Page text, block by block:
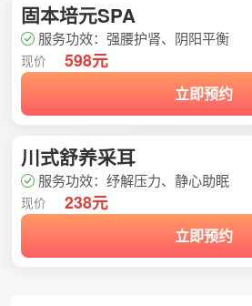
固本培元SPA
服务功效：强腰护肾、阴阳平衡
现价 598元
立即预约
川式舒养采耳
服务功效：纾解压力、静心助眠
现价 238元
立即预约